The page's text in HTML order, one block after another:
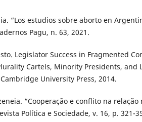
“Los estudios sobre aborto en
Pagu, n. 63, 2021.
Legislator Success in Fragmented
Cartels, Minority Presidents, and
University Press, 2014.
“Cooperação e conflito na
Política e Sociedade, v. 16, p. 321-